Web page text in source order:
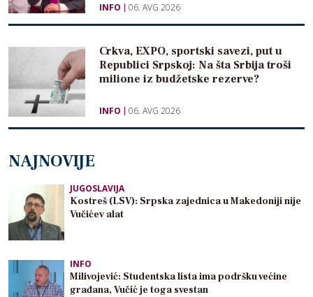
INFO 06. AVG 2026
Crkva, EXPO, sportski savezi, put u
Republici Srpskoj: Na šta Srbija troši
milione iz budžetske rezerve?
INFO 06. AVG 2026
NAJNOVIJE
JUGOSLAVIJA
Kostreš (LSV): Srpska zajednica u Makedoniji nije
Vučićev alat
INFO
Milivojević: Studentska lista ima podršku većine
građana, Vučić je toga svestan